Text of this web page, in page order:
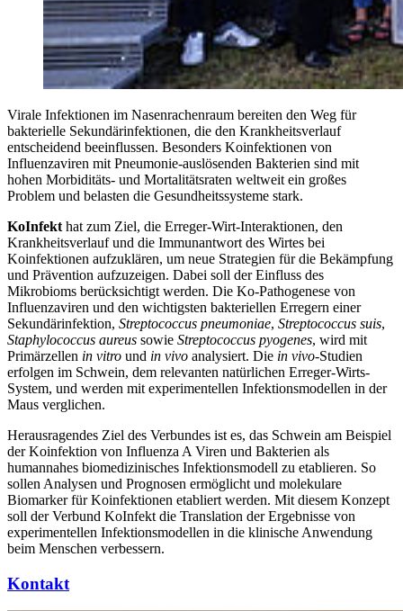
Virale Infektionen im Nasenrachenraum bereiten den Weg für
bakterielle Sekundärinfektionen, die den Krankheitsverlauf
entscheidend beeinflussen. Besonders Koinfektionen von
Influenzaviren mit Pneumonie-auslösenden Bakterien sind mit
hohen Morbiditäts- und Mortalitätsraten weltweit ein großes
Problem und belasten die Gesundheitssysteme stark.
KoInfekt hat zum Ziel, die Erreger-Wirt-Interaktionen, den
Krankheitsverlauf und die Immunantwort des Wirtes bei
Koinfektionen aufzuklären, um neue Strategien für die Bekämpfung
und Prävention aufzuzeigen. Dabei soll der Einfluss des
Mikrobioms berücksichtigt werden. Die Ko-Pathogenese von
Influenzaviren und den wichtigsten bakteriellen Erregern einer
Sekundärinfektion, Streptococcus pneumoniae, Streptococcus suis,
Staphylococcus aureus sowie Streptococcus pyogenes, wird mit
Primärzellen in vitro und in vivo analysiert. Die in vivo-Studien
erfolgen im Schwein, dem relevanten natürlichen Erreger-Wirts-
System, und werden mit experimentellen Infektionsmodellen in der
Maus verglichen.
Herausragendes Ziel des Verbundes ist es, das Schwein am Beispiel
der Koinfektion von Influenza A Viren und Bakterien als
humannahes biomedizinisches Infektionsmodell zu etablieren. So
sollen Analysen und Prognosen ermöglicht und molekulare
Biomarker für Koinfektionen etabliert werden. Mit diesem Konzept
soll der Verbund KoInfekt die Translation der Ergebnisse von
experimentellen Infektionsmodellen in die klinische Anwendung
beim Menschen verbessern.
Kontakt